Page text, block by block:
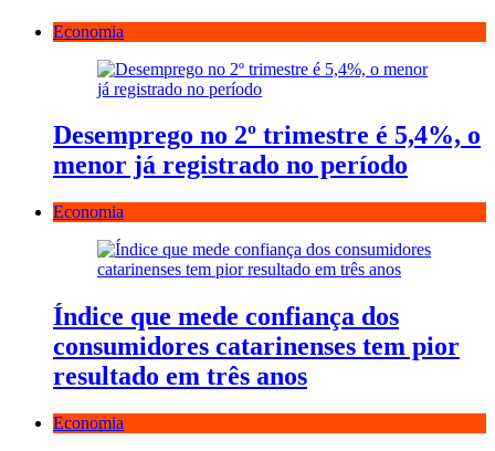
Economia
Desemprego no 2º trimestre é 5,4%, o
menor já registrado no período
Economia
Índice que mede confiança dos
consumidores catarinenses tem pior
resultado em três anos
Economia